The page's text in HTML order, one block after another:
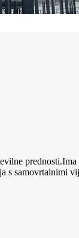
prednosti.Ima
s samovrtalnimi